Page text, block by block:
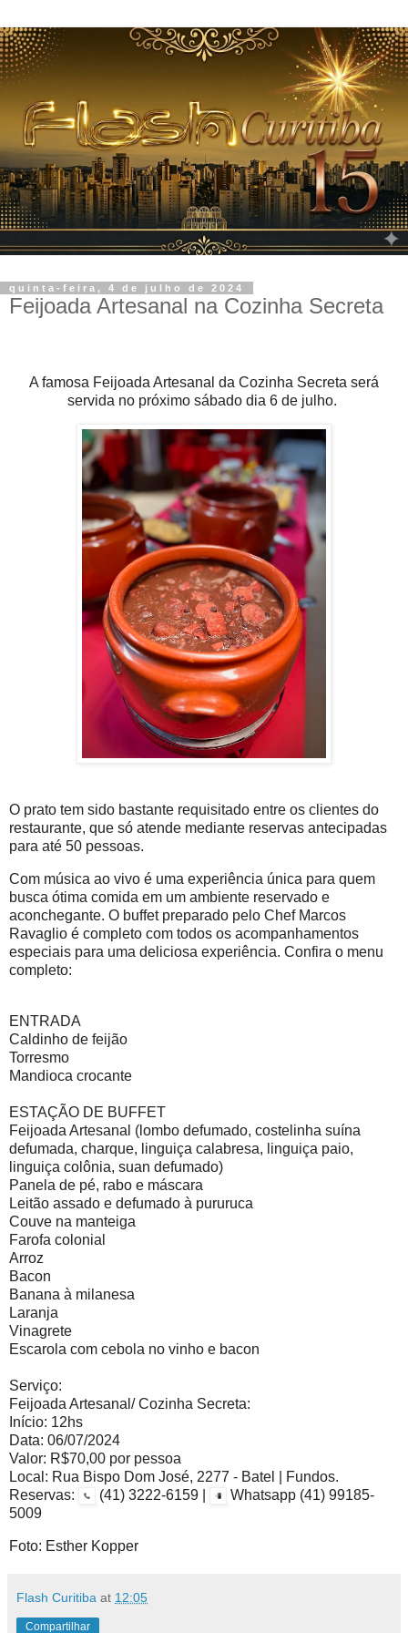
quinta-feira, 4 de julho de 2024
Feijoada Artesanal na Cozinha Secreta
A famosa Feijoada Artesanal da Cozinha Secreta será
servida no próximo sábado dia 6 de julho.
O prato tem sido bastante requisitado entre os clientes do
restaurante, que só atende mediante reservas antecipadas
para até 50 pessoas.
Com música ao vivo é uma experiência única para quem
busca ótima comida em um ambiente reservado e
aconchegante. O buffet preparado pelo Chef Marcos
Ravaglio é completo com todos os acompanhamentos
especiais para uma deliciosa experiência. Confira o menu
completo:
ENTRADA
Caldinho de feijão
Torresmo
Mandioca crocante
ESTAÇÃO DE BUFFET
Feijoada Artesanal (lombo defumado, costelinha suína
defumada, charque, linguiça calabresa, linguiça paio,
linguiça colônia, suan defumado)
Panela de pé, rabo e máscara
Leitão assado e defumado à pururuca
Couve na manteiga
Farofa colonial
Arroz
Bacon
Banana à milanesa
Laranja
Vinagrete
Escarola com cebola no vinho e bacon
Serviço:
Feijoada Artesanal/ Cozinha Secreta:
Início: 12hs
Data: 06/07/2024
Valor: R$70,00 por pessoa
Local: Rua Bispo Dom José, 2277 - Batel | Fundos.
Reservas:
(41) 3222-6159 |
Whatsapp (41) 99185-
5009
Foto: Esther Kopper
Flash Curitiba at 12:05
Compartilhar